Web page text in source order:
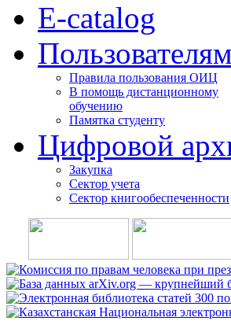
E-catalog
Пользователям
Правила пользования ОИЦ
В помощь дистанционному
обучению
Памятка студенту
Цифровой
Закупка
Сектор учета
Сектор книгообеспеченности